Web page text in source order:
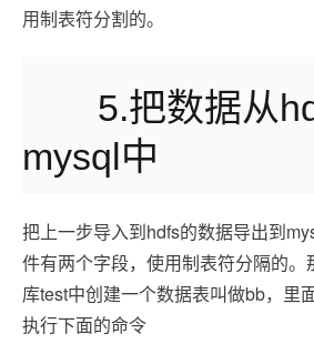
用制表符分割的。
5.把数据从
mysql中
把上一步导入到hdfs的数据导出到
件有两个字段，使用制表符分隔的
库test中创建一个数据表叫做bb，里
执行下面的命令